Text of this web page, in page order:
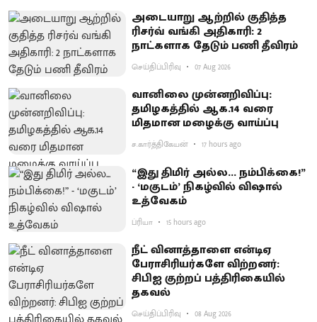
அடையாறு ஆற்றில் குதித்த
ரிசர்வ் வங்கி அதிகாரி: 2
நாட்களாக தேடும் பணி தீவிரம்
செய்திப்பிரிவு 07 Aug 2026
வானிலை முன்னறிவிப்பு:
தமிழகத்தில் ஆக.14 வரை
மிதமான மழைக்கு வாய்ப்பு
ச.கார்த்திகேயன் 17 hours ago
“இது திமிர் அல்ல... நம்பிக்கை!”
- ‘மகுடம்’ நிகழ்வில் விஷால்
உத்வேகம்
ப்ரியா 15 hours ago
நீட் வினாத்தாளை என்டிஏ
பேராசிரியர்களே விற்றனர்:
சிபிஐ குற்றப் பத்திரிகையில்
தகவல்
செய்திப்பிரிவு 08 Aug 2026